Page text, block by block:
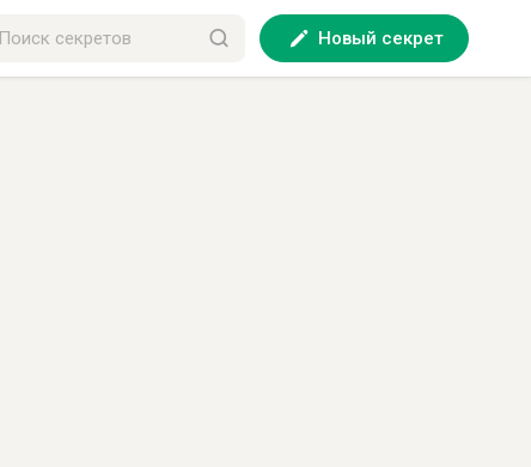
Новый секрет